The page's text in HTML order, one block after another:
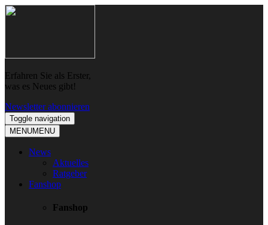
Skip
Skip
Erfahren Sie als Erster,
was es Neues gibt!
Newsletter abonnieren
Toggle navigation
MENUMENU
News
Aktuelles
Ratgeber
Fanshop
Fanshop